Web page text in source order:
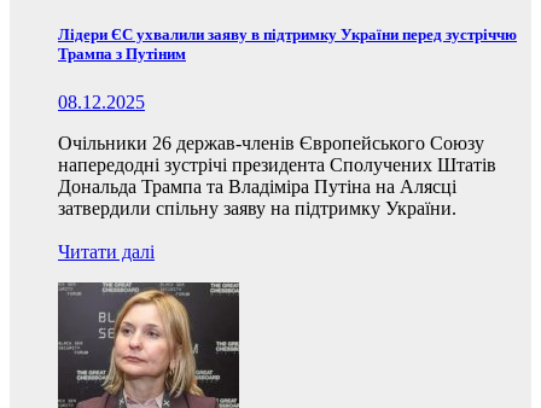
Лідери ЄС ухвалили заяву в підтримку України перед зустріччю
Трампа з Путіним
08.12.2025
Очільники 26 держав-членів Європейського Союзу
напередодні зустрічі президента Сполучених Штатів
Дональда Трампа та Владіміра Путіна на Алясці
затвердили спільну заяву на підтримку України.
Читати далі